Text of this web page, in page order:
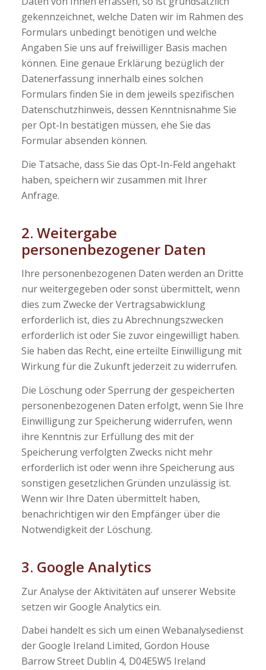
gekennzeichnet, welche Daten wir im Rahmen des
Formulars unbedingt benötigen und welche
Angaben Sie uns auf freiwilliger Basis machen
können. Eine genaue Erklärung bezüglich der
Datenerfassung innerhalb eines solchen
Formulars finden Sie in dem jeweils spezifischen
Datenschutzhinweis, dessen Kenntnisnahme Sie
per Opt-In bestätigen müssen, ehe Sie das
Formular absenden können.
Die Tatsache, dass Sie das Opt-In-Feld angehakt
haben, speichern wir zusammen mit Ihrer
Anfrage.
2. Weitergabe
personenbezogener Daten
Ihre personenbezogenen Daten werden an Dritte
nur weitergegeben oder sonst übermittelt, wenn
dies zum Zwecke der Vertragsabwicklung
erforderlich ist, dies zu Abrechnungszwecken
erforderlich ist oder Sie zuvor eingewilligt haben.
Sie haben das Recht, eine erteilte Einwilligung mit
Wirkung für die Zukunft jederzeit zu widerrufen.
Die Löschung oder Sperrung der gespeicherten
personenbezogenen Daten erfolgt, wenn Sie Ihre
Einwilligung zur Speicherung widerrufen, wenn
ihre Kenntnis zur Erfüllung des mit der
Speicherung verfolgten Zwecks nicht mehr
erforderlich ist oder wenn ihre Speicherung aus
sonstigen gesetzlichen Gründen unzulässig ist.
Wenn wir Ihre Daten übermittelt haben,
benachrichtigen wir den Empfänger über die
Notwendigkeit der Löschung.
3. Google Analytics
Zur Analyse der Aktivitäten auf unserer Website
setzen wir Google Analytics ein.
Dabei handelt es sich um einen Webanalysedienst
der Google Ireland Limited, Gordon House
Barrow Street Dublin 4, D04E5W5 Ireland